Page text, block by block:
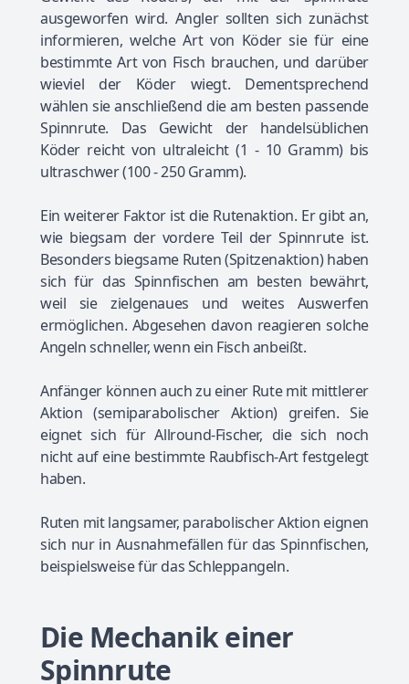
ausgeworfen wird. Angler sollten sich zunächst
informieren, welche Art von Köder sie für eine
bestimmte Art von Fisch brauchen, und darüber
wieviel der Köder wiegt. Dementsprechend
wählen sie anschließend die am besten passende
Spinnrute. Das Gewicht der handelsüblichen
Köder reicht von ultraleicht (1 - 10 Gramm) bis
ultraschwer (100 - 250 Gramm).
Ein weiterer Faktor ist die Rutenaktion. Er gibt an,
wie biegsam der vordere Teil der Spinnrute ist.
Besonders biegsame Ruten (Spitzenaktion) haben
sich für das Spinnfischen am besten bewährt,
weil sie zielgenaues und weites Auswerfen
ermöglichen. Abgesehen davon reagieren solche
Angeln schneller, wenn ein Fisch anbeißt.
Anfänger können auch zu einer Rute mit mittlerer
Aktion (semiparabolischer Aktion) greifen. Sie
eignet sich für Allround-Fischer, die sich noch
nicht auf eine bestimmte Raubfisch-Art festgelegt
haben.
Ruten mit langsamer, parabolischer Aktion eignen
sich nur in Ausnahmefällen für das Spinnfischen,
beispielsweise für das Schleppangeln.
Die Mechanik einer
Spinnrute